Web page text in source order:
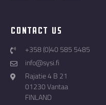
Contact Us
+358 (0)40 585 5485
info@sysi.fi
Rajatie 4 B 21
01230 Vantaa
FINLAND